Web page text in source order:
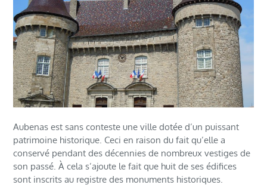
Aubenas est sans conteste une ville dotée d’un puissant
patrimoine historique. Ceci en raison du fait qu’elle a
conservé pendant des décennies de nombreux vestiges de
son passé. À cela s’ajoute le fait que huit de ses édifices
sont inscrits au registre des monuments historiques.